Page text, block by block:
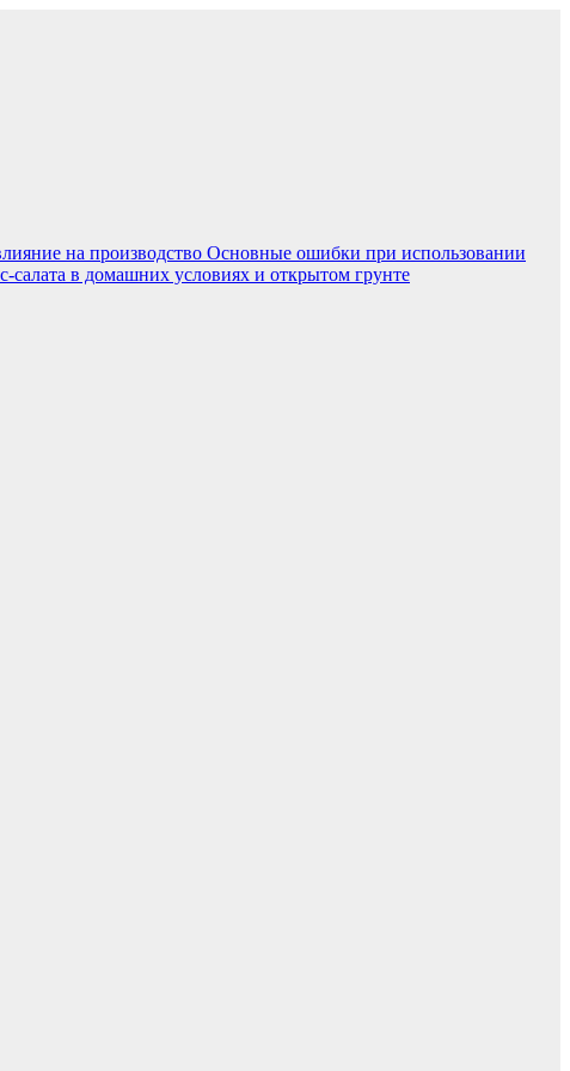
на производство Основные ошибки при использовании
салата в домашних условиях и открытом грунте